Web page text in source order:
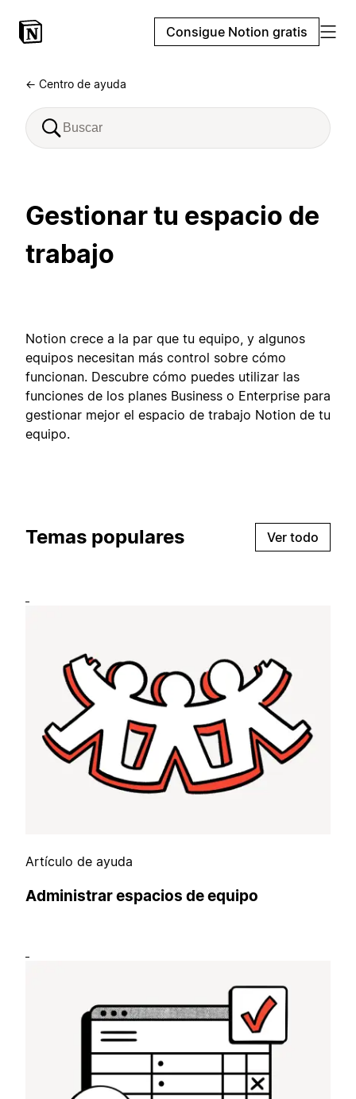
Consigue Notion gratis
← Centro de ayuda
Gestionar tu espacio de
trabajo
Notion crece a la par que tu equipo, y algunos
equipos necesitan más control sobre cómo
funcionan. Descubre cómo puedes utilizar las
funciones de los planes Business o Enterprise para
gestionar mejor el espacio de trabajo Notion de tu
equipo.
Temas populares Ver todo
Artículo de ayuda
Administrar espacios de equipo